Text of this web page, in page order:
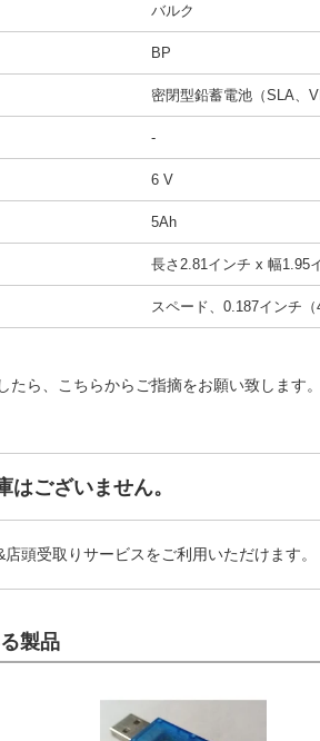
バルク
BP
密閉型鉛蓄電池（SLA、
-
6 V
5Ah
長さ2.81インチ x 幅1.95
スペード、0.187インチ（
たら、こちらからご指摘をお願い致します。
ございません。
頭受取りサービスをご利用いただけます。
製品